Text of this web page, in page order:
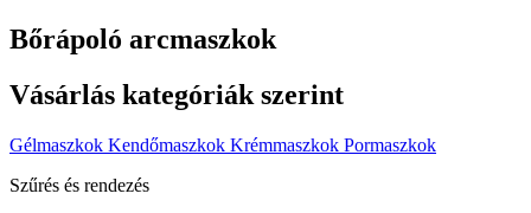
Bőrápoló arcmaszkok
Vásárlás kategóriák szerint
Gélmaszkok Kendőmaszkok Krémmaszkok Pormaszkok
Szűrés és rendezés